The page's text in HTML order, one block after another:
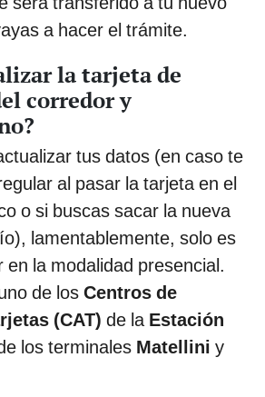
a hacer el trámite.
la tarjeta de
corredor y
tus datos (en caso te
al pasar la tarjeta en el
o si buscas sacar la nueva
lamentablemente, solo es
en la modalidad presencial.
de los Centros de
(CAT) de la Estación
los terminales Matellini y